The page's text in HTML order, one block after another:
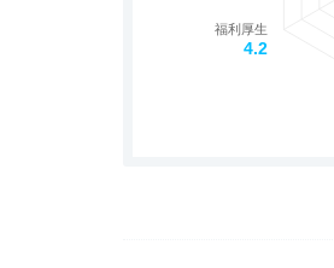
福利厚生
4.2